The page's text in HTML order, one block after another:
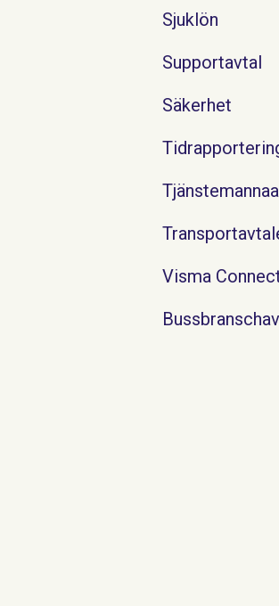
Sjuklön
Supportavtal
Säkerhet
Visma